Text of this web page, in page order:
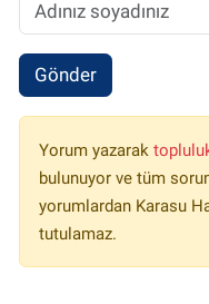
Gönder
Yorum yazarak
bulunuyor ve tüm
yorumlardan Karasu
tutulamaz.